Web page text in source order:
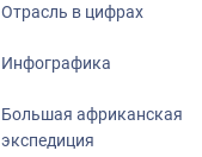
Отрасль в цифрах
Инфографика
Большая африканская
экспедиция